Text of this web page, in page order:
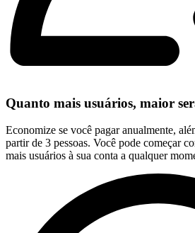
Quanto mais usuários, maior
Economize se você pagar anualmente,
partir de 3 pessoas. Você pode começar
mais usuários à sua conta a qualquer